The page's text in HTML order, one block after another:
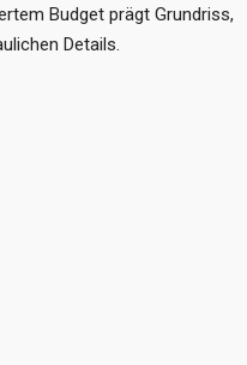
Budget prägt Grundriss,
Details.